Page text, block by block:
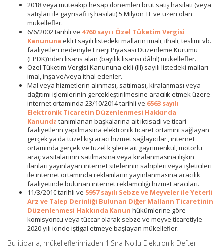
2018 veya müteakip hesap dönemleri brüt satış hasılatı (veya
satışları ile gayrisafi iş hasılatı) 5 Milyon TL ve üzeri olan
mükellefler.
6/6/2002 tarihli ve 4760 sayılı Özel Tüketim Vergisi
Kanununa ekli I sayılı listedeki malların imali, ithali, teslimi vb.
faaliyetleri nedeniyle Enerji Piyasası Düzenleme Kurumu
(EPDK)’nden lisans alan (bayilik lisansı dâhil) mükellefler.
Özel Tüketim Vergisi Kanununa ekli (III) sayılı listedeki malları
imal, inşa ve/veya ithal edenler.
Mal veya hizmetlerin alınması, satılması, kiralanması veya
dağıtımı işlemlerinin gerçekleştirilmesine aracılık etmek üzere
internet ortamında 23/10/2014 tarihli ve 6563 sayılı
Elektronik Ticaretin Düzenlenmesi Hakkında
Kanunda tanımlanan başkalarına ait iktisadi ve ticari
faaliyetlerin yapılmasına elektronik ticaret ortamını sağlayan
gerçek ya da tüzel kişi aracı hizmet sağlayıcıları, internet
ortamında gerçek ve tüzel kişilere ait gayrimenkul, motorlu
araç vasıtalarının satılmasına veya kiralanmasına ilişkin
ilanları yayınlayan internet sitelerinin sahipleri veya işleticileri
ile internet ortamında reklamların yayınlanmasına aracılık
faaliyetinde bulunan internet reklamcılığı hizmet aracıları.
11/3/2010 tarihli ve 5957 sayılı Sebze ve Meyveler ile Yeterli
Arz ve Talep Derinliği Bulunan Diğer Malların Ticaretinin
Düzenlenmesi Hakkında Kanun hükümlerine göre
komisyoncu veya tüccar olarak sebze ve meyve ticaretiyle
2020 yılı içinde iştigal etmeye başlayan mükellefler.
Bu itibarla, mükelleflerimizden 1 Sıra No.lu Elektronik Defter